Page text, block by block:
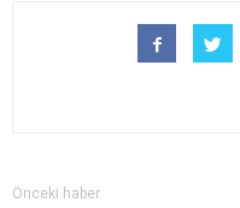
Önceki haber